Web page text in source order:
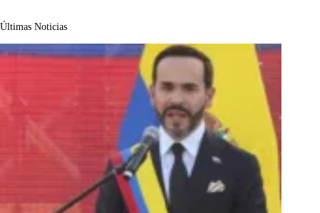
Últimas Noticias